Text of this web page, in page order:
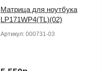
Матрица для ноутбука
LP171WP4(TL)(02)
Артикул: 000731-03